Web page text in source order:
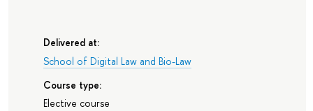
Delivered at:
School of Digital Law and Bio-Law
Course type:
Elective course